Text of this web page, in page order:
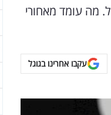
מה עומד מאחורי
עקבו אחרינו בגוגל